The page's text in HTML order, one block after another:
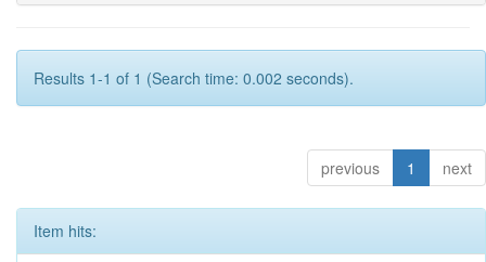
Results 1-1 of 1 (Search time: 0.002 seconds).
previous 1 next
Item hits: